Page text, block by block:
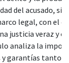
del acusado,
legal, con el
justicia veraz y
analiza la
y garantías tanto